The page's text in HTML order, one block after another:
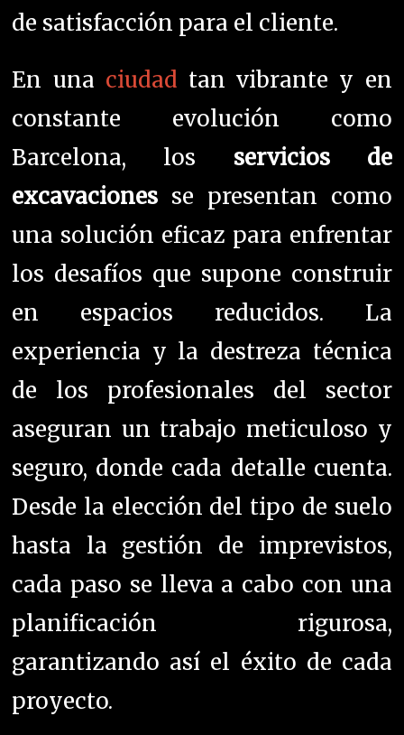
de satisfacción para el cliente.
En una ciudad tan vibrante y en
constante evolución como
Barcelona, los servicios de
excavaciones se presentan como
una solución eficaz para enfrentar
los desafíos que supone construir
en espacios reducidos. La
experiencia y la destreza técnica
de los profesionales del sector
aseguran un trabajo meticuloso y
seguro, donde cada detalle cuenta.
Desde la elección del tipo de suelo
hasta la gestión de imprevistos,
cada paso se lleva a cabo con una
planificación rigurosa,
garantizando así el éxito de cada
proyecto.